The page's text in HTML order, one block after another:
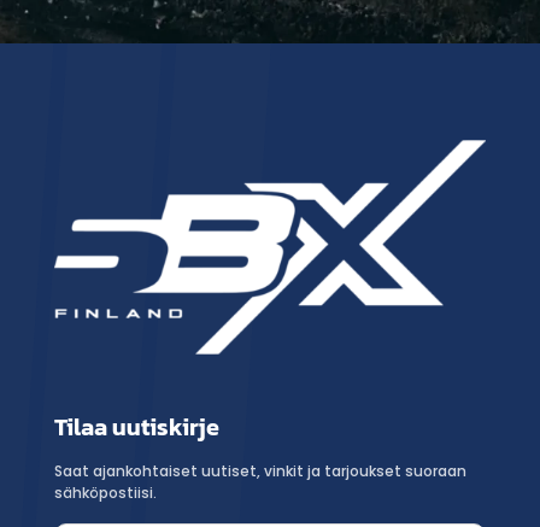
Tilaa uutiskirje
Saat ajankohtaiset uutiset, vinkit ja tarjoukset suoraan
sähköpostiisi.